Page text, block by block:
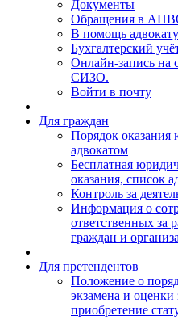
Документы
Обращения в
В помощь адвокату
Бухгалтерский
Онлайн-запись
СИЗО.
Войти в почту
Для граждан
Порядок
адвокатом
Бесплатная
оказания, список
Контроль за
Информация о
ответственных за
граждан и
Для претендентов
Положение о
экзамена и
приобретение